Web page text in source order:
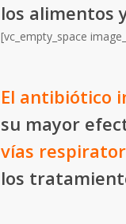
los alimentos
[vc_empty_space
El antibiótico
su mayor
vías
los